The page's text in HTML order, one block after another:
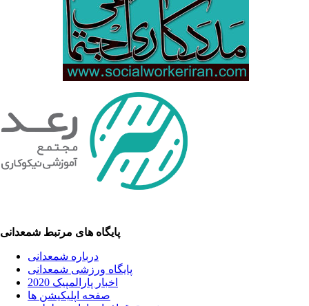
پایگاه های مرتبط شمعدانی
درباره شمعدانی
پایگاه ورزشی شمعدانی
اخبار پارالمپیک 2020
صفحه اپلیکیشن ها